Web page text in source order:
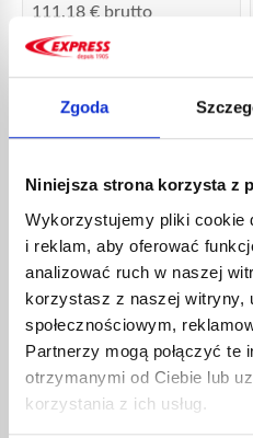
Zgoda
Niniejsza strona korzysta z
Wykorzystujemy pliki cookie
i reklam, aby oferować
analizować ruch w naszej
korzystasz z naszej witryny,
społecznościowym,
Partnerzy mogą połączyć te
otrzymanymi od Ciebie lub
korzystania z ich usług.
111,18 € brutto
nr kat.:100SL600
ZOBACZ SZCZEGÓŁY
PALNIK DEKARSKI DO PAPY
STAINLESS STEEL’ EXPRESS
50SL200
76,26 € netto
91,51€brutto
nr kat.:50SL200